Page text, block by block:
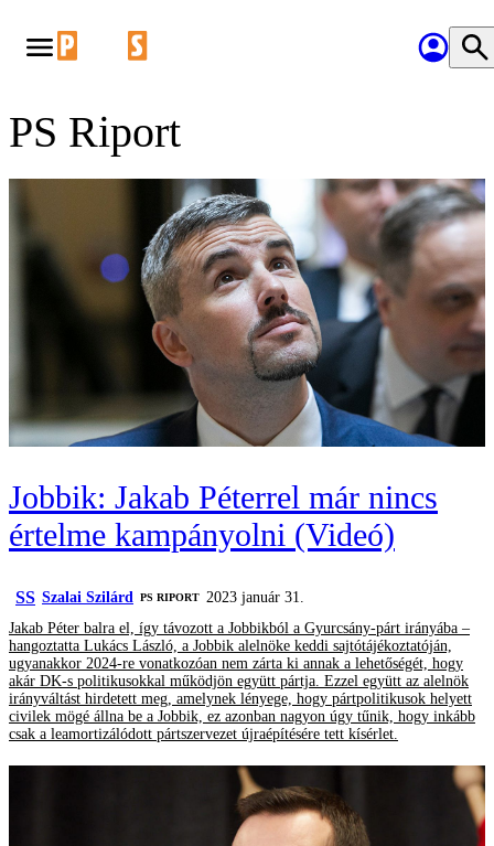
‎PS Riport
Jobbik: Jakab Péterrel már nincs
értelme kampányolni (Videó)
SS Szalai Szilárd ‎PS RIPORT
2023 január 31.
Jakab Péter balra el, így távozott a Jobbikból a Gyurcsány-párt irányába –
hangoztatta Lukács László, a Jobbik alelnöke keddi sajtótájékoztatóján,
ugyanakkor 2024-re vonatkozóan nem zárta ki annak a lehetőségét, hogy
akár DK-s politikusokkal működjön együtt pártja. Ezzel együtt az alelnök
irányváltást hirdetett meg, amelynek lényege, hogy pártpolitikusok helyett
civilek mögé állna be a Jobbik, ez azonban nagyon úgy tűnik, hogy inkább
csak a leamortizálódott pártszervezet újraépítésére tett kísérlet.